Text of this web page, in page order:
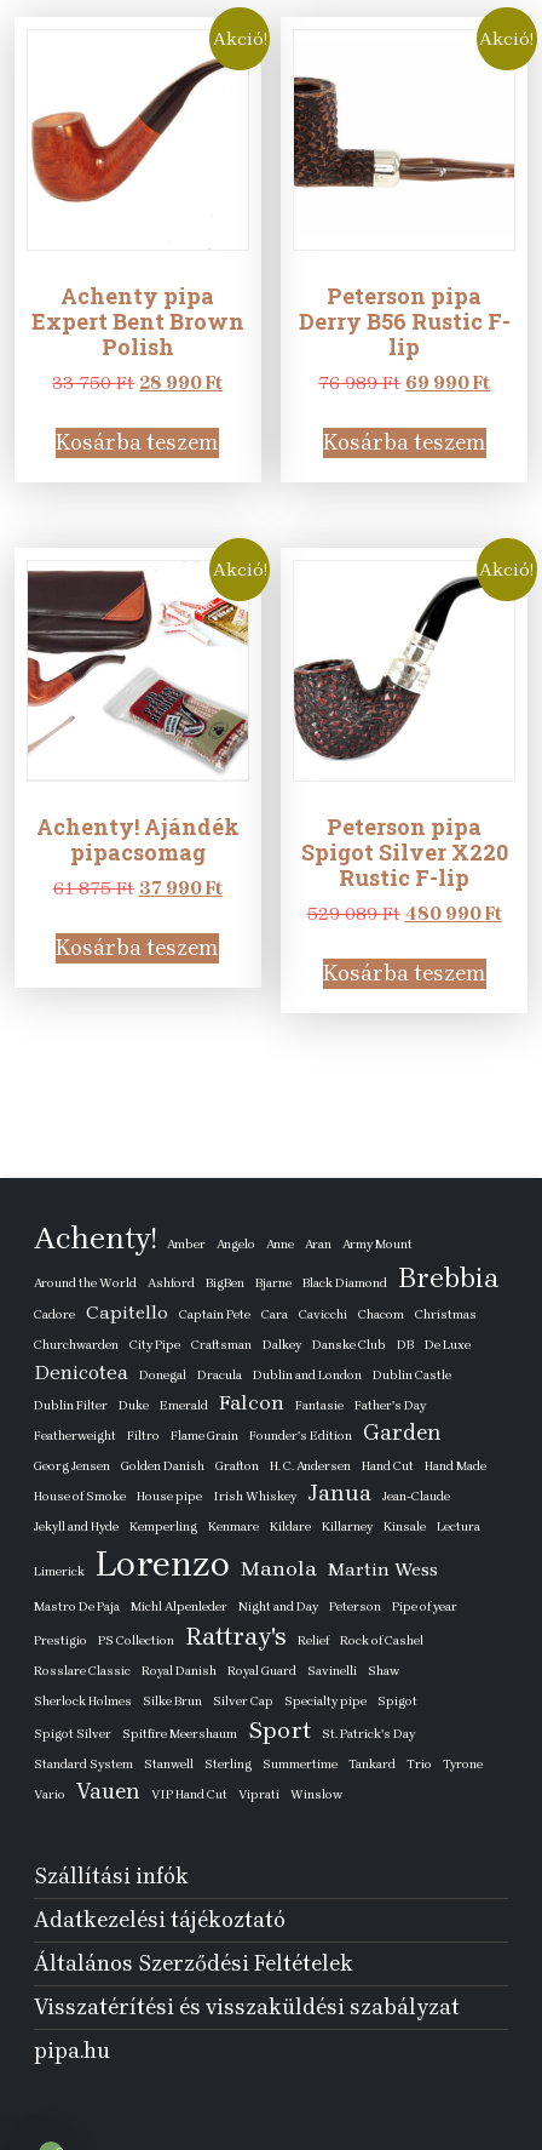
Akció!
Achenty pipa
Expert Bent Brown
Polish
33 750Ft Original
was:
33
750 Ft.
28 990FtCurrent
990 Ft.
Kosárba teszem
Akció!
Peterson pipa
Derry B56 Rustic F-
lip
76 989Ft Original
was:
76
989 Ft.
69 990Ft
990
Kosárba teszem
Akció!
Achenty! Ajándék
pipacsomag
61 875Ft Original
was:
61
875 Ft.
37 990FtCurrent
990 Ft.
Kosárba teszem
Akció!
Peterson pipa
Spigot Silver X220
Rustic F-lip
529 089Ft Original
was:
529
089 Ft.
480 990Ft
990
Kosárba teszem
Achenty! Amber Angelo Anne Aran Army Mount
Around the World Ashford BigBen Bjarne Black Diamond Brebbia
Cadore Capitello Captain Pete Cara Cavicchi Chacom
Christmas
Churchwarden
City Pipe Craftsman Dalkey Danske Club DB De Luxe
Denicotea Donegal Dracula Dublin and London
Dublin Castle
Dublin Filter
Duke Emerald Falcon Fantasie
Father's Day
Featherweight
Filtro Flame Grain Founder's Edition Garden
Georg Jensen Golden Danish Grafton H. C. Andersen Hand Cut
Hand Made
House of Smoke
House pipe Irish Whiskey Janua
Jean-Claude
Jekyll and Hyde
Kemperling Kenmare Kildare Killarney Kinsale Lectura
Limerick Lorenzo Manola Martin Wess
Mastro De Paja Michl Alpenleder Night and Day Peterson Pipe of year
Prestigio PS Collection Rattray's Relief
Rock of Cashel
Rosslare Classic
Royal Danish Royal Guard Savinelli
Shaw
Sherlock Holmes
Silke Brun Silver Cap Specialty pipe Spigot
Spigot Silver Spitfire Meershaum Sport
St. Patrick's Day
Standard System
Stanwell Sterling Summertime Tankard Trio
Tyrone
Vario
Vauen VIP Hand Cut Viprati Winslow
Szállítási infók
Adatkezelési tájékoztató
Általános Szerződési Feltételek
Visszatérítési és visszaküldési szabályzat
pipa.hu